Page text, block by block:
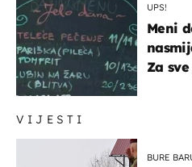
VIJESTI
BURE
UPS!
Meni
Za